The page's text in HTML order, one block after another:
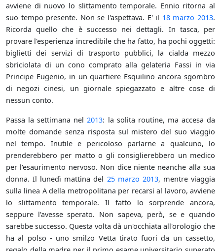
avviene di nuovo lo slittamento temporale. Ennio ritorna al
suo tempo presente. Non se l'aspettava. E' il 18 marzo 2013.
Ricorda quello che è successo nei dettagli. In tasca, per
provare l'esperienza incredibile che ha fatto, ha pochi oggetti:
biglietti dei servizi di trasporto pubblici, la cialda mezzo
sbriciolata di un cono comprato alla gelateria Fassi in via
Principe Eugenio, in un quartiere Esquilino ancora sgombro
di negozi cinesi, un giornale spiegazzato e altre cose di
nessun conto.
Passa la settimana nel2013: la solita routine, ma accesa da
molte domande senza risposta sul mistero del suo viaggio
nel tempo. Inutile e pericoloso parlarne a qualcuno, lo
prenderebbero per matto o gli consiglierebbero un medico
per l'esaurimento nervoso. Non dice niente neanche alla sua
donna. Il lunedì mattina del 25 marzo 2013, mentre viaggia
sulla linea A della metropolitana per recarsi al lavoro, avviene
lo slittamento temporale. Il fatto lo sorprende ancora,
seppure l'avesse sperato. Non sapeva, però, se e quando
sarebbe successo. Questa volta dà un'occhiata all'orologio che
ha al polso - uno smilzo Vetta tirato fuori da un cassetto,